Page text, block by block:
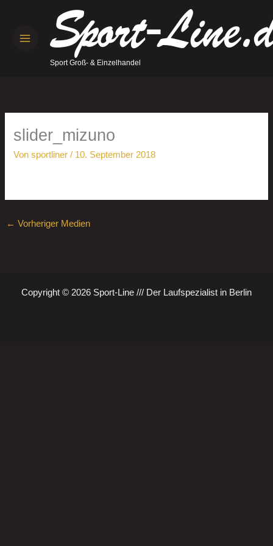
springen
Sport Groß- & Einzelhandel
slider_mizuno
Vonsportliner/ 10. September 2018
← Vorheriger Medien
Copyright © 2026 Sport-Line /// Der Laufspezialist in Berlin